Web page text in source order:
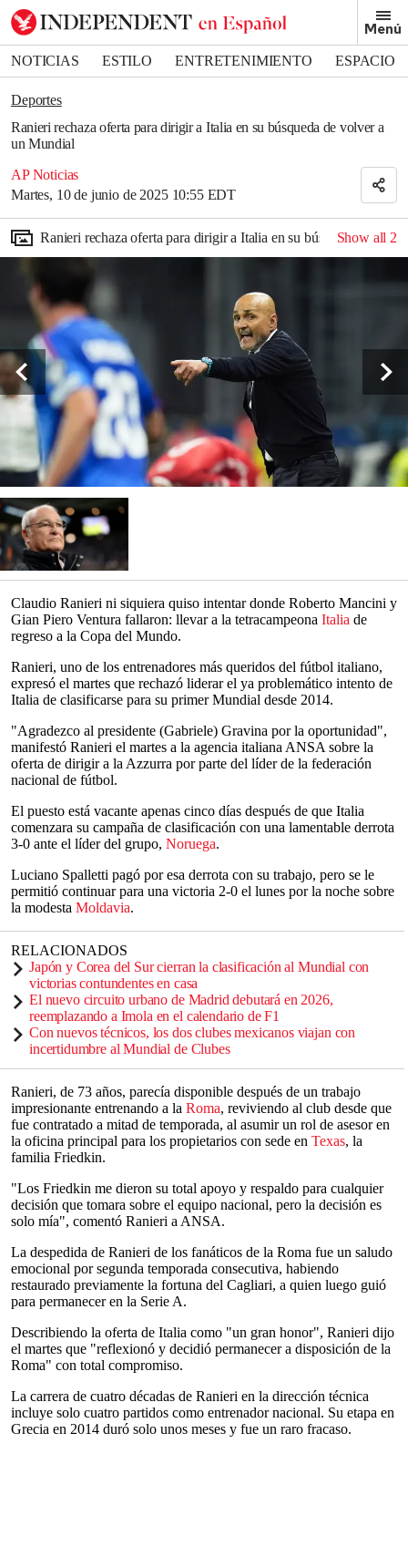
Menú
NOTICIAS ESTILO ENTRETENIMIENTO
ESPACIO
DEPORTES
Deportes
Ranieri rechaza oferta para dirigir a Italia en su búsqueda de volver a
un Mundial
AP Noticias
Martes, 10 de junio de 2025 10:55 EDT
Bookmark popover
Removed from bookmarks
Close popover
Ranieri rechaza oferta para dirigir a Italia en su búsqueda de
Show all 2
Claudio Ranieri ni siquiera quiso intentar donde Roberto Mancini y
Gian Piero Ventura fallaron: llevar a la tetracampeona Italia de
regreso a la Copa del Mundo.
Ranieri, uno de los entrenadores más queridos del fútbol italiano,
expresó el martes que rechazó liderar el ya problemático intento de
Italia de clasificarse para su primer Mundial desde 2014.
"Agradezco al presidente (Gabriele) Gravina por la oportunidad",
manifestó Ranieri el martes a la agencia italiana ANSA sobre la
oferta de dirigir a la Azzurra por parte del líder de la federación
nacional de fútbol.
El puesto está vacante apenas cinco días después de que Italia
comenzara su campaña de clasificación con una lamentable derrota
3-0 ante el líder del grupo, Noruega.
Luciano Spalletti pagó por esa derrota con su trabajo, pero se le
permitió continuar para una victoria 2-0 el lunes por la noche sobre
la modesta Moldavia.
RELACIONADOS
Japón y Corea del Sur cierran la clasificación al Mundial con
victorias contundentes en casa
El nuevo circuito urbano de Madrid debutará en 2026,
reemplazando a Imola en el calendario de F1
Con nuevos técnicos, los dos clubes mexicanos viajan con
incertidumbre al Mundial de Clubes
Ranieri, de 73 años, parecía disponible después de un trabajo
impresionante entrenando a la Roma, reviviendo al club desde que
fue contratado a mitad de temporada, al asumir un rol de asesor en
la oficina principal para los propietarios con sede en Texas, la
familia Friedkin.
"Los Friedkin me dieron su total apoyo y respaldo para cualquier
decisión que tomara sobre el equipo nacional, pero la decisión es
solo mía", comentó Ranieri a ANSA.
La despedida de Ranieri de los fanáticos de la Roma fue un saludo
emocional por segunda temporada consecutiva, habiendo
restaurado previamente la fortuna del Cagliari, a quien luego guió
para permanecer en la Serie A.
Describiendo la oferta de Italia como "un gran honor", Ranieri dijo
el martes que "reflexionó y decidió permanecer a disposición de la
Roma" con total compromiso.
La carrera de cuatro décadas de Ranieri en la dirección técnica
incluye solo cuatro partidos como entrenador nacional. Su etapa en
Grecia en 2014 duró solo unos meses y fue un raro fracaso.